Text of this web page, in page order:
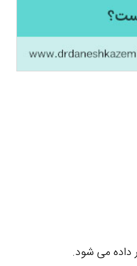
داده می شود.